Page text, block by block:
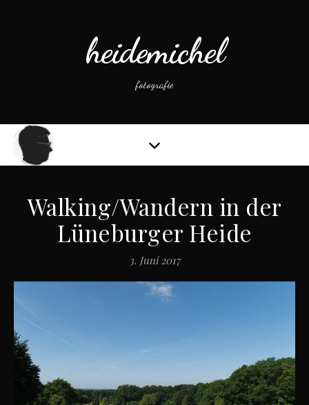
heidemichel
fotografie
Walking/Wandern in der
Lüneburger Heide
3. Juni 2017